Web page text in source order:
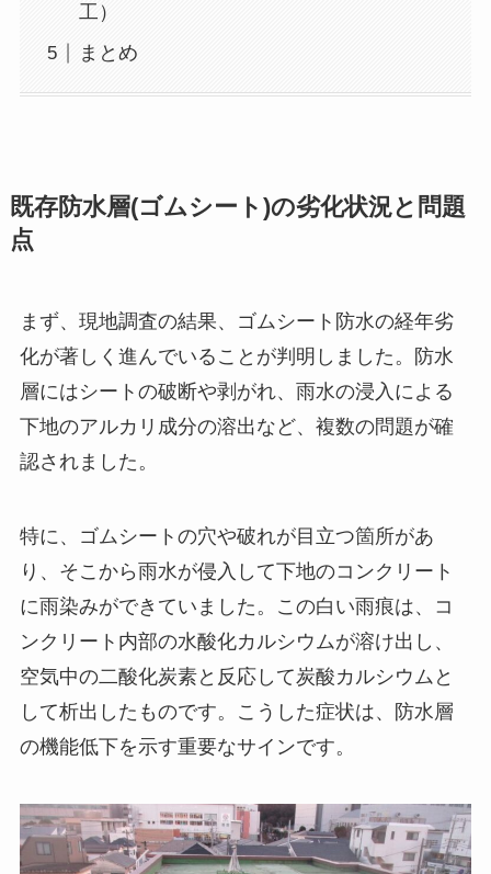
工）
まとめ
既存防水層(ゴムシート)の劣化状況と問題
点
まず、現地調査の結果、ゴムシート防水の経年劣
化が著しく進んでいることが判明しました。防水
層にはシートの破断や剥がれ、雨水の浸入による
下地のアルカリ成分の溶出など、複数の問題が確
認されました。
特に、ゴムシートの穴や破れが目立つ箇所があ
り、そこから雨水が侵入して下地のコンクリート
に雨染みができていました。この白い雨痕は、コ
ンクリート内部の水酸化カルシウムが溶け出し、
空気中の二酸化炭素と反応して炭酸カルシウムと
して析出したものです。こうした症状は、防水層
の機能低下を示す重要なサインです。